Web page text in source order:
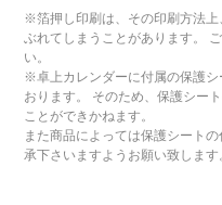
※箔押し印刷は、その印刷方法
ぶれてしまうことがあります。
い。
※卓上カレンダーに付属の保護
おります。 そのため、保護シー
ことができかねます。
また商品によっては保護シート
承下さいますようお願い致します